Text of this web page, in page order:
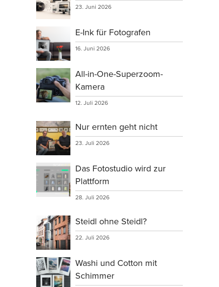
23. Juni 2026
E-Ink für Fotografen
16. Juni 2026
All-in-One-Superzoom-
Kamera
12. Juli 2026
Nur ernten geht nicht
23. Juli 2026
Das Fotostudio wird zur
Plattform
28. Juli 2026
Steidl ohne Steidl?
22. Juli 2026
Washi und Cotton mit
Schimmer